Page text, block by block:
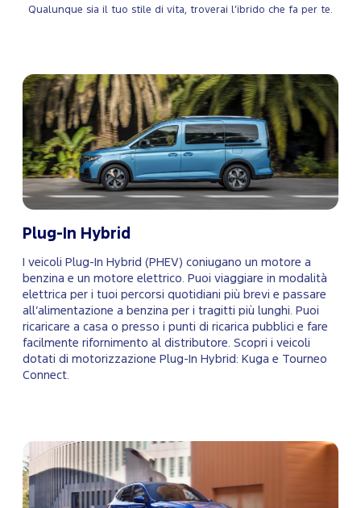
Qualunque sia il tuo stile di vita, troverai l’ibrido che fa per te.
Plug-In Hybrid
I veicoli Plug-In Hybrid (PHEV) coniugano un motore a
benzina e un motore elettrico. Puoi viaggiare in modalità
elettrica per i tuoi percorsi quotidiani più brevi e passare
all’alimentazione a benzina per i tragitti più lunghi. Puoi
ricaricare a casa o presso i punti di ricarica pubblici e fare
facilmente rifornimento al distributore. Scopri i veicoli
dotati di motorizzazione Plug-In Hybrid: Kuga e Tourneo
Connect.